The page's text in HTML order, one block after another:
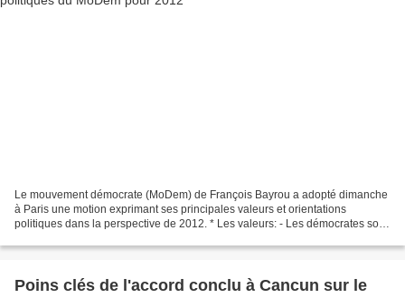
Le mouvement démocrate (MoDem) de François Bayrou a adopté dimanche
à Paris une motion exprimant ses principales valeurs et orientations
politiques dans la perspective de 2012. * Les valeurs: - Les démocrates sont
Poins clés de l'accord conclu à Cancun sur le